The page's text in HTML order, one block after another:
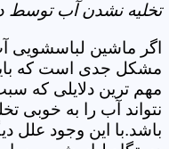
تخلیه نشدن آب توسط
اگر ماشین لباسشویی
مشکل جدی است که
مهم ترین دلایلی که
نتواند آب را به خوبی
باشد.با این وجود علل